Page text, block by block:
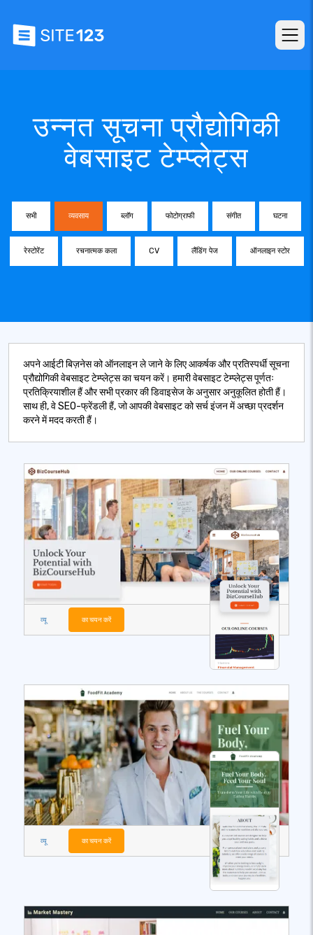
उन्नत सूचना प्रौद्योगिकी
वेबसाइट टेम्प्लेट्स
सभी व्यवसाय ब्लॉग फोटोग्राफी संगीत घटना
रेस्टोरेंट रचनात्मक कला CV लैंडिंग पेज ऑनलाइन स्टोर
अपने आईटी बिज़नेस को ऑनलाइन ले जाने के लिए आकर्षक और प्रतिस्पर्धी सूचना
प्रौद्योगिकी वेबसाइट टेम्प्लेट्स का चयन करें। हमारी वेबसाइट टेम्प्लेट्स पूर्णतः
प्रतिक्रियाशील हैं और सभी प्रकार की डिवाइसेज के अनुसार अनुकूलित होती हैं।
साथ ही, वे SEO-फ्रेंडली हैं, जो आपकी वेबसाइट को सर्च इंजन में अच्छा प्रदर्शन
करने में मदद करती हैं।
व्यू का चयन करें
व्यू का चयन करें